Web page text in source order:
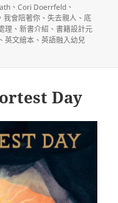
、Cori Doerrfeld 、
我會陪著你 、失去親人 、底
理 、新書介紹 、書籍設計元
、英文繪本 、英語融入幼兒
《Beneath》〉
Day